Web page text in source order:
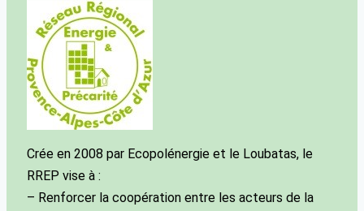
Crée en 2008 par Ecopolénergie et le Loubatas, le
RREP vise à :
– Renforcer la coopération entre les acteurs de la